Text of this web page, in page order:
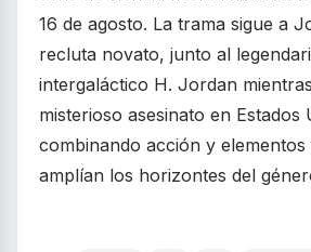
16 de agosto. La trama sigue a
recluta novato, junto al
intergaláctico H. Jordan
misterioso asesinato en Estados
combinando acción y
amplían los horizontes del